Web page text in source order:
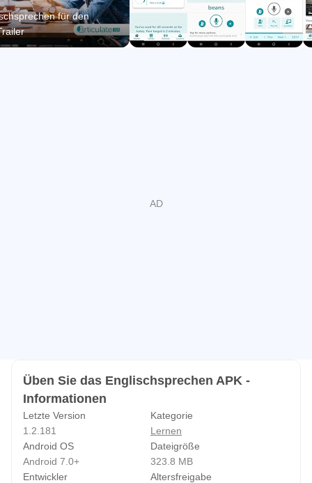
für den
Üben Sie das Englischsprechen APK -
Informationen
Letzte Version
1.2.181
Kategorie
Lernen
Android OS
Android 7.0+
Dateigröße
323.8 MB
Entwickler
Altersfreigabe